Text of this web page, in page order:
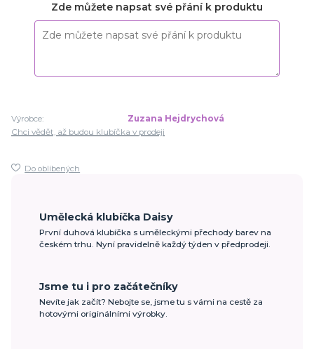
Zde můžete napsat své přání k produktu
Výrobce:
Zuzana Hejdrychová
Chci vědět, až budou klubíčka v prodeji
Do oblíbených
Umělecká klubíčka Daisy
První duhová klubíčka s uměleckými přechody barev na
českém trhu. Nyní pravidelně každý týden v předprodeji.
Jsme tu i pro začátečníky
Nevíte jak začít? Nebojte se, jsme tu s vámi na cestě za
hotovými originálními výrobky.